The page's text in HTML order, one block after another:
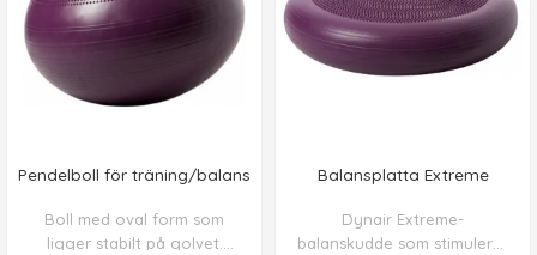
Pendelboll för träning/balans
Boll med oval form som
ligger stabilt på golvet.
Balansplatta Extreme
Dynair Extreme-
balanskudde som stimulerar